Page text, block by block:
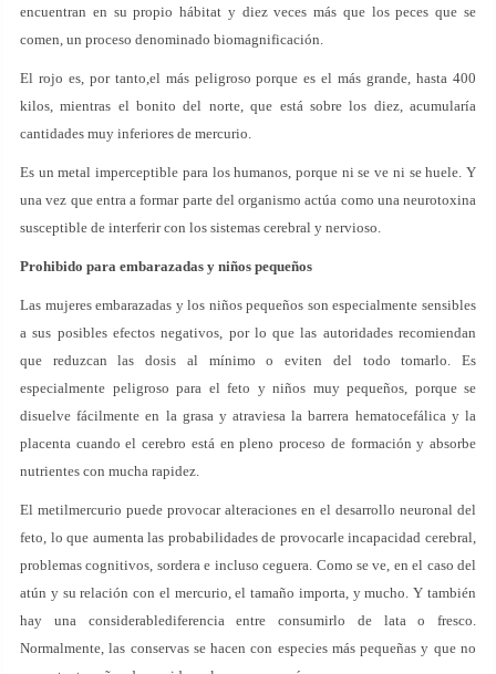
encuentran en su propio hábitat y diez veces más que los peces que se
comen, un proceso denominado biomagnificación.
El rojo es, por tanto,el más peligroso porque es el más grande, hasta 400
kilos, mientras el bonito del norte, que está sobre los diez, acumularía
cantidades muy inferiores de mercurio.
Es un metal imperceptible para los humanos, porque ni se ve ni se huele. Y
una vez que entra a formar parte del organismo actúa como una neurotoxina
susceptible de interferir con los sistemas cerebral y nervioso.
Prohibido para embarazadas y niños pequeños
Las mujeres embarazadas y los niños pequeños son especialmente sensibles
a sus posibles efectos negativos, por lo que las autoridades recomiendan
que reduzcan las dosis al mínimo o eviten del todo tomarlo. Es
especialmente peligroso para el feto y niños muy pequeños, porque se
disuelve fácilmente en la grasa y atraviesa la barrera hematocefálica y la
placenta cuando el cerebro está en pleno proceso de formación y absorbe
nutrientes con mucha rapidez.
El metilmercurio puede provocar alteraciones en el desarrollo neuronal del
feto, lo que aumenta las probabilidades de provocarle incapacidad cerebral,
problemas cognitivos, sordera e incluso ceguera. Como se ve, en el caso del
atún y su relación con el mercurio, el tamaño importa, y mucho. Y también
hay una considerablediferencia entre consumirlo de lata o fresco.
Normalmente, las conservas se hacen con especies más pequeñas y que no